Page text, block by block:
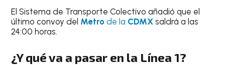
El Sistema de Transporte Colectivo añadió que el
último convoy del Metro de la CDMX saldrá a las
24:00 horas.
¿Y qué va a pasar en la Línea 1?